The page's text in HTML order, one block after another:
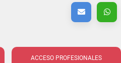
ACCESO PROFESIONALES